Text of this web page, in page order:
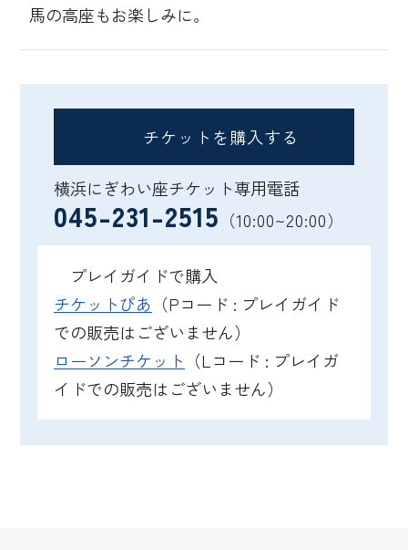
馬の高座もお楽しみに。
チケットを購入する
横浜にぎわい座チケット専用電話
045-231-2515 （10:00~20:00）
プレイガイドで購入
チケットぴあ （Pコード : プレイガイド
での販売はございません）
ローソンチケット （Lコード : プレイガ
イドでの販売はございません）